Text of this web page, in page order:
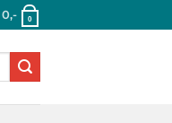
0,- 0